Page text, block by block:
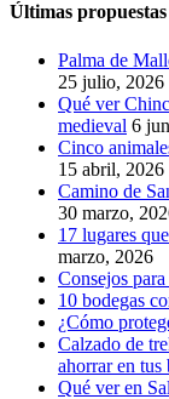
Últimas propuestas
Palma de
25 julio, 2026
Qué ver
medieval 6
Cinco
15 abril, 2026
Camino de
30 marzo,
17 lugares
marzo, 2026
Consejos
10 bodegas
¿Cómo
Calzado de
ahorrar en tus
Qué ver en